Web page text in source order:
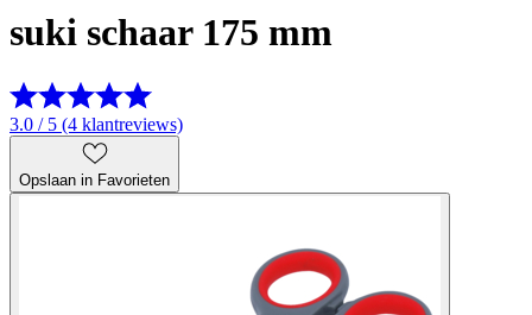
suki schaar 175 mm
3.0 / 5 (4 klantreviews)
Opslaan in Favorieten